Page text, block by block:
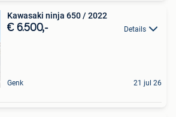
Kawasaki ninja 650 / 2022
€ 6.500,- Details
Genk 21 jul 26